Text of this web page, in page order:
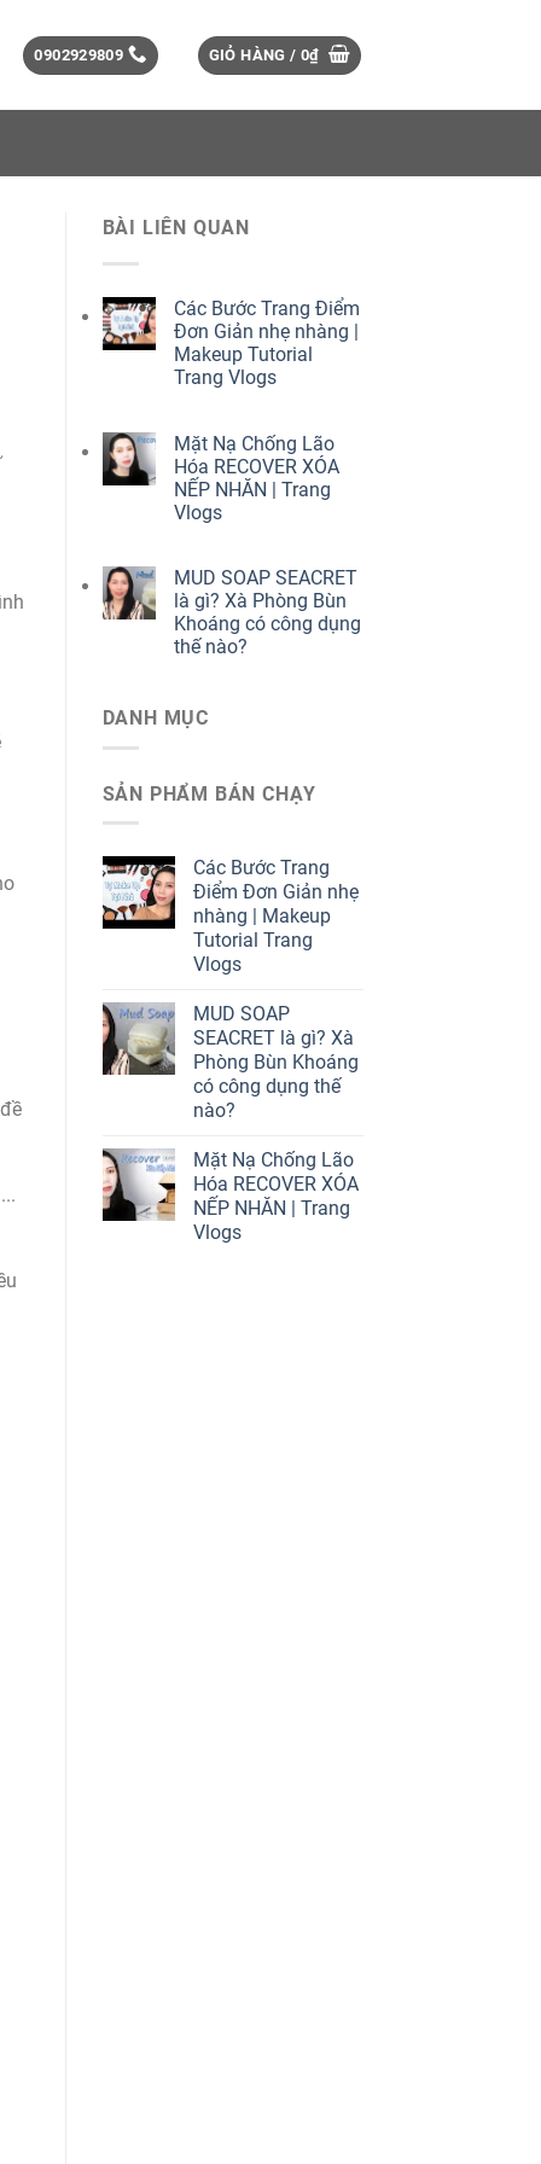
0902929809 GIỎ HÀNG / 0₫
BÀI LIÊN QUAN
Các Bước Trang Điểm
Đơn Giản nhẹ nhàng |
Makeup Tutorial
Trang Vlogs
Mặt Nạ Chống Lão
Hóa RECOVER XÓA
NẾP NHĂN | Trang
Vlogs
MUD SOAP SEACRET
là gì? Xà Phòng Bùn
Khoáng có công dụng
thế nào?
DANH MỤC
SẢN PHẨM BÁN CHẠY
Các Bước Trang
Điểm Đơn Giản nhẹ
nhàng | Makeup
Tutorial Trang
Vlogs
MUD SOAP
SEACRET là gì? Xà
Phòng Bùn Khoáng
có công dụng thế
nào?
Mặt Nạ Chống Lão
Hóa RECOVER XÓA
NẾP NHĂN | Trang
Vlogs